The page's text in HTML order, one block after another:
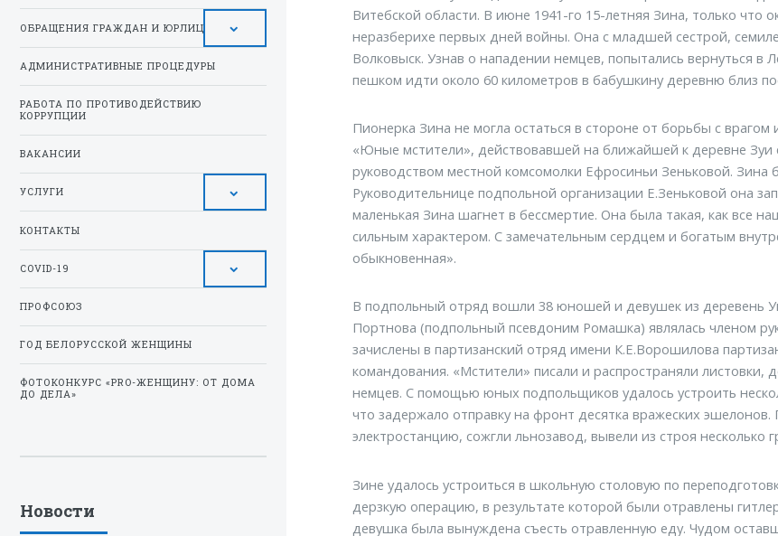
Витебской области. В июне 1941-го 15-летняя Зина, только что
неразберихе первых дней войны. Она с младшей сестрой,
Волковыск. Узнав о нападении немцев, попытались вернуться
пешком идти около 60 километров в бабушкину деревню близ
Пионерка Зина не могла остаться в стороне от борьбы с
«Юные мстители», действовавшей на ближайшей к деревне
руководством местной комсомолки Ефросиньи Зеньковой.
Руководительнице подпольной организации Е.Зеньковой она
маленькая Зина шагнет в бессмертие. Она была такая, как все
сильным характером. С замечательным сердцем и богатым
обыкновенная».
В подпольный отряд вошли 38 юношей и девушек из деревень
Портнова (подпольный псевдоним Ромашка) являлась членом
зачислены в партизанский отряд имени К.Е.Ворошилова
командования. «Мстители» писали и распространяли
немцев. С помощью юных подпольщиков удалось устроить
что задержало отправку на фронт десятка вражеских
электростанцию, сожгли льнозавод, вывели из строя несколько
Зине удалось устроиться в школьную столовую по
дерзкую операцию, в результате которой были отравлены
девушка была вынуждена съесть отравленную еду. Чудом
ОБРАЩЕНИЯ ГРАЖДАН И ЮРЛИЦ
АДМИНИСТРАТИВНЫЕ ПРОЦЕДУРЫ
РАБОТА ПО ПРОТИВОДЕЙСТВИЮ
КОРРУПЦИИ
ВАКАНСИИ
УСЛУГИ
КОНТАКТЫ
COVID-19
ПРОФСОЮЗ
ГОД БЕЛОРУССКОЙ ЖЕНЩИНЫ
ФОТОКОНКУРС «PRO-ЖЕНЩИНУ: ОТ ДОМА
ДО ДЕЛА»
Новости